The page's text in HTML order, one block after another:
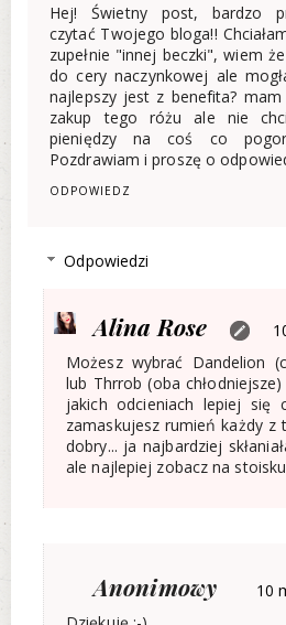
Hej! Świetny post, bardzo
czytać Twojego bloga!!
zupełnie "innej beczki", wiem
do cery naczynkowej ale
najlepszy jest z benefita? mam
zakup tego różu ale nie
pieniędzy na coś co
Pozdrawiam i proszę o
ODPOWIEDZ
Odpowiedzi
Alina Rose
Możesz wybrać Dandelion
lub Thrrob (oba
jakich odcieniach lepiej się
zamaskujesz rumień każdy z
dobry... ja najbardziej
ale najlepiej zobacz na
Anonimowy
10